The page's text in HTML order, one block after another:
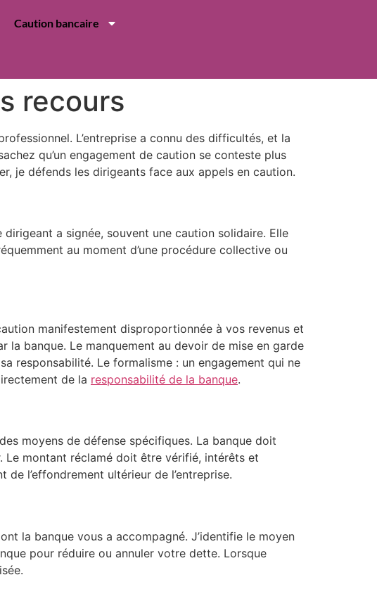
Caution bancaire
recours
L’entreprise a connu des difficultés, et la
qu’un engagement de caution se conteste plus
je défends les dirigeants face aux appels en caution.
a signée, souvent une caution solidaire. Elle
au moment d’une procédure collective ou
manifestement disproportionnée à vos revenus et
la banque. Le manquement au devoir de mise en garde
responsabilité. Le formalisme : un engagement qui ne
de la responsabilité de la banque.
moyens de défense spécifiques. La banque doit
Le montant réclamé doit être vérifié, intérêts et
l’effondrement ultérieur de l’entreprise.
la banque vous a accompagné. J’identifie le moyen
pour réduire ou annuler votre dette. Lorsque